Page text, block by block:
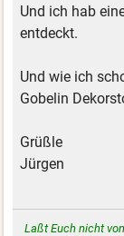
Und ich hab
entdeckt.
Und wie ich
Gobelin
Grüßle
Jürgen
Laßt Euch nicht